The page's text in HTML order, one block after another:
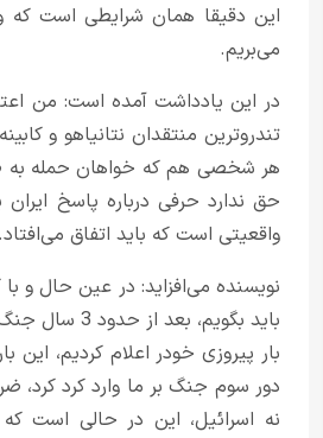
این دقیقا همان شرایطی است که
می‌بریم.
در این یادداشت آمده است: من
تندرو‌‌ترین منتقدان نتانیاهو و
هر شخصی هم که خواهان حمله به
حق ندارد حرفی درباره پاسخ ایران
واقعیتی است که باید اتفاق می‌افتاد.
نویسنده می‌افزاید: در عین حال و
باید بگویم،
بار پیروزی خودر اعلام کردیم، این
دور سوم جنگ بر ما وارد کرد کرد،
نه اسرائیل، این در حالی است